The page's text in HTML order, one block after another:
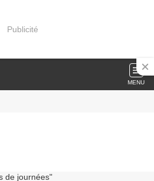
Publicité
MENU